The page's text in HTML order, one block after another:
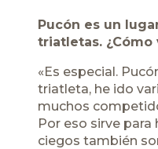
Pucón es un
triatletas. ¿Cómo
«Es especial.
triatleta, he ido
muchos
Por eso sirve para
ciegos también